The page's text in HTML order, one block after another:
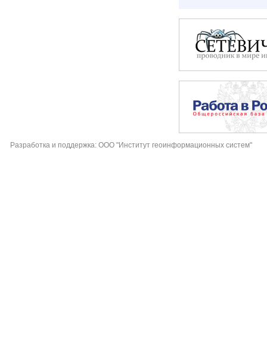
Разработка и поддержка: ООО "Институт геоинформационных систем"